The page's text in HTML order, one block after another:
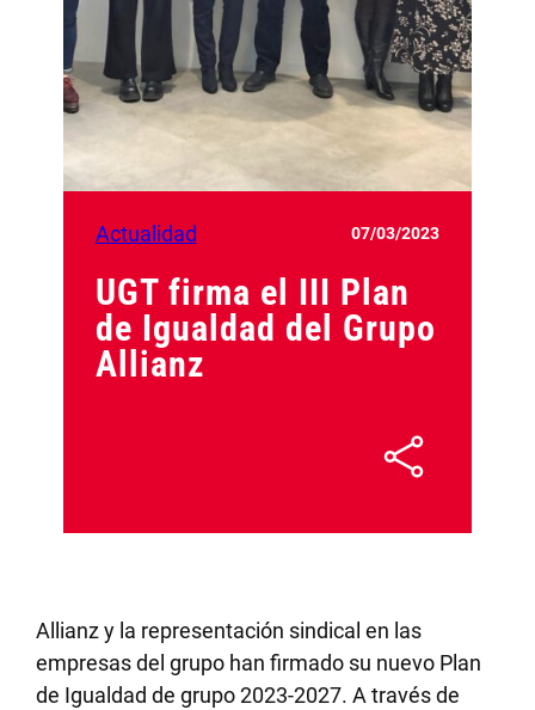
Actualidad 07/03/2023
UGT firma el III Plan
de Igualdad del Grupo
Allianz
Allianz y la representación sindical en las
empresas del grupo han firmado su nuevo Plan
de Igualdad de grupo 2023-2027. A través de